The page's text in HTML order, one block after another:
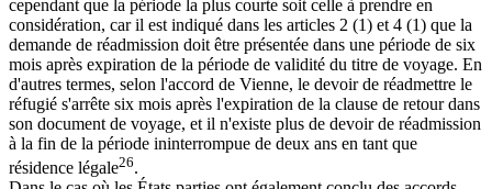
cependant que la période la plus courte soit celle à prendre en
considération, car il est indiqué dans les articles 2 (1) et 4 (1) que la
demande de réadmission doit être présentée dans une période de six
mois après expiration de la période de validité du titre de voyage. En
d'autres termes, selon l'accord de Vienne, le devoir de réadmettre le
réfugié s'arrête six mois après l'expiration de la clause de retour dans
son document de voyage, et il n'existe plus de devoir de réadmission
à la fin de la période ininterrompue de deux ans en tant que
résidence légale26.